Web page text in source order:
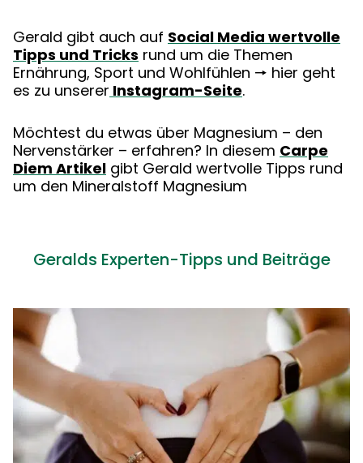
Gerald gibt auch auf Social Media wertvolle
Tipps und Tricks rund um die Themen
Ernährung, Sport und Wohlfühlen 🠖 hier geht
es zu unserer Instagram-Seite.
Möchtest du etwas über Magnesium – den
Nervenstärker – erfahren? In diesem Carpe
Diem Artikel gibt Gerald wertvolle Tipps rund
um den Mineralstoff Magnesium
Geralds Experten-Tipps und Beiträge